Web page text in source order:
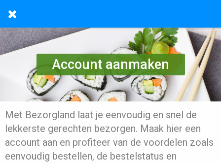
Account aanmaken
Met Bezorgland laat je eenvoudig en snel de
lekkerste gerechten bezorgen. Maak hier een
account aan en profiteer van de voordelen zoals
eenvoudig bestellen, de bestelstatus en